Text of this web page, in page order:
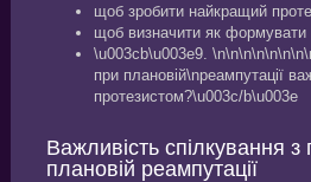
щоб зробити найкращий
щоб визначити як формувати
\u003cb\u003e9.
при плановій\nреампутації
протезистом?\u003c/b\u003e
Важливість спілкування
плановій реампутації